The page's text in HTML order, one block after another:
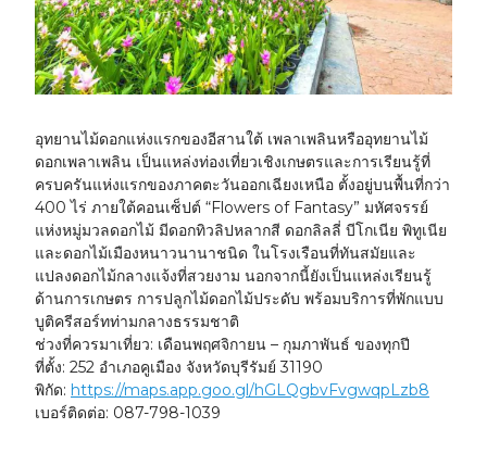
อุทยานไม้ดอกแห่งแรกของอีสานใต้ เพลาเพลินหรืออุทยานไม้
ดอกเพลาเพลิน เป็นแหล่งท่องเที่ยวเชิงเกษตรและการเรียนรู้ที่
ครบครันแห่งแรกของภาคตะวันออกเฉียงเหนือ ตั้งอยู่บนพื้นที่กว่า
400 ไร่ ภายใต้คอนเซ็ปต์ “Flowers of Fantasy” มหัศจรรย์
แห่งหมู่มวลดอกไม้ มีดอกทิวลิปหลากสี ดอกลิลลี่ บีโกเนีย พิทูเนีย
และดอกไม้เมืองหนาวนานาชนิด ในโรงเรือนที่ทันสมัยและ
แปลงดอกไม้กลางแจ้งที่สวยงาม นอกจากนี้ยังเป็นแหล่งเรียนรู้
ด้านการเกษตร การปลูกไม้ดอกไม้ประดับ พร้อมบริการที่พักแบบ
บูติครีสอร์ทท่ามกลางธรรมชาติ
ช่วงที่ควรมาเที่ยว: เดือนพฤศจิกายน – กุมภาพันธ์ ของทุกปี
ที่ตั้ง: 252 อำเภอคูเมือง จังหวัดบุรีรัมย์ 31190
พิกัด: https://maps.app.goo.gl/hGLQgbvFvgwqpLzb8
เบอร์ติดต่อ: 087-798-1039